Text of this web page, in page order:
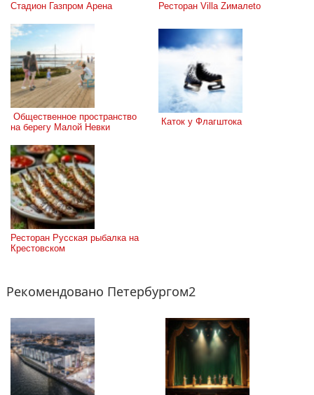
Стадион Газпром Арена Ресторан Villa Zималеto
на берегу Малой Невки
Каток у Флагштока
Ресторан Русская рыбалка на
Крестовском
Рекомендовано Петербургом2